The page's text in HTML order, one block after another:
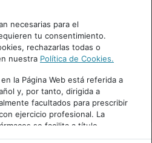
email.
Cancelar
necesarias para el
tu consentimiento.
rechazarlas todas o
nuestra Política de Cookies.
la Página Web está referida a
y, por tanto, dirigida a
facultados para prescribir
ejercicio profesional. La
se facilita a título
responsabilidad de los